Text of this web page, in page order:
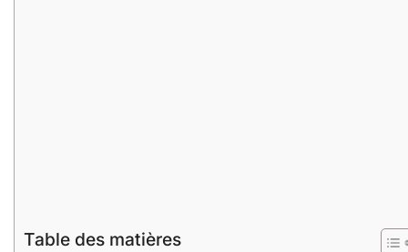
Table des matières